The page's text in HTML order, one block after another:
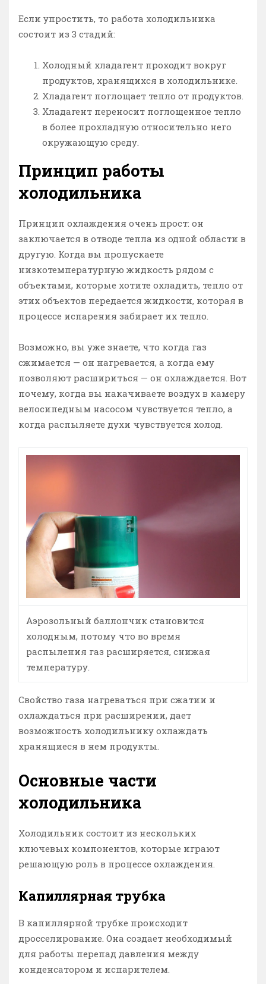
Если упростить, то работа холодильника
состоит из 3 стадий:
Холодный хладагент проходит вокруг
продуктов, хранящихся в холодильнике.
Хладагент поглощает тепло от продуктов.
Хладагент переносит поглощенное тепло
в более прохладную относительно него
окружающую среду.
Принцип работы
холодильника
Принцип охлаждения очень прост: он
заключается в отводе тепла из одной области в
другую. Когда вы пропускаете
низкотемпературную жидкость рядом с
объектами, которые хотите охладить, тепло от
этих объектов передается жидкости, которая в
процессе испарения забирает их тепло.
Возможно, вы уже знаете, что когда газ
сжимается — он нагревается, а когда ему
позволяют расшириться — он охлаждается. Вот
почему, когда вы накачиваете воздух в камеру
велосипедным насосом чувствуется тепло, а
когда распыляете духи чувствуется холод.
Аэрозольный баллончик становится
холодным, потому что во время
распыления газ расширяется, снижая
температуру.
Свойство газа нагреваться при сжатии и
охлаждаться при расширении, дает
возможность холодильнику охлаждать
хранящиеся в нем продукты.
Основные части
холодильника
Холодильник состоит из нескольких
ключевых компонентов, которые играют
решающую роль в процессе охлаждения.
Капиллярная трубка
В капиллярной трубке происходит
дросселирование. Она создает необходимый
для работы перепад давления между
конденсатором и испарителем.